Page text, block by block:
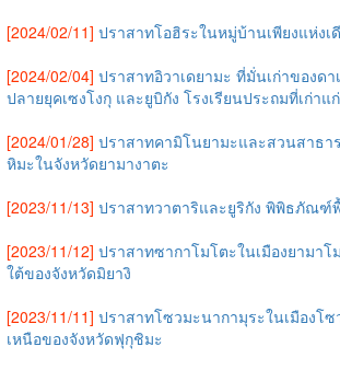
[2024/02/11] ปราสาทโอฮิระในหมู่บ้านเพียงแห่งเ
[2024/02/04] ปราสาทอิวาเดยามะ ที่มั่นเก่าของด
ปลายยุคเซงโงกุ และยูบิกัง โรงเรียนประถมที่เก่าแ
[2024/01/28] ปราสาทคามิโนยามะและสวนสาธา
หิมะในจังหวัดยามางาตะ
[2023/11/13] ปราสาทวาตาริและยูริกัง พิพิธภัณฑ์
[2023/11/12] ปราสาทซากาโมโตะในเมืองยามาโ
ใต้ของจังหวัดมิยางิ
[2023/11/11] ปราสาทโซวมะนากามุระในเมืองโซ
เหนือของจังหวัดฟุกุชิมะ